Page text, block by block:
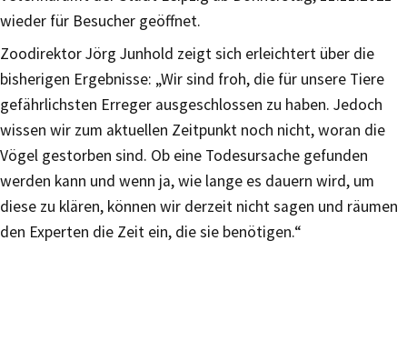
wieder für Besucher geöffnet.
Zoodirektor Jörg Junhold zeigt sich erleichtert über die
bisherigen Ergebnisse: „Wir sind froh, die für unsere Tiere
gefährlichsten Erreger ausgeschlossen zu haben. Jedoch
wissen wir zum aktuellen Zeitpunkt noch nicht, woran die
Vögel gestorben sind. Ob eine Todesursache gefunden
werden kann und wenn ja, wie lange es dauern wird, um
diese zu klären, können wir derzeit nicht sagen und räumen
den Experten die Zeit ein, die sie benötigen.“